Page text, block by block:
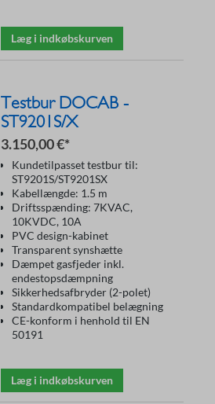
Læg i indkøbskurven
Testbur DOCAB -
ST9201S/X
3.150,00 €*
Kundetilpasset testbur til:
ST9201S/ST9201SX
Kabellængde: 1.5 m
Driftsspænding: 7KVAC,
10KVDC, 10A
PVC design-kabinet
Transparent synshætte
Dæmpet gasfjeder inkl.
endestopsdæmpning
Sikkerhedsafbryder (2-polet)
Standardkompatibel belægning
CE-konform i henhold til EN
50191
Læg i indkøbskurven